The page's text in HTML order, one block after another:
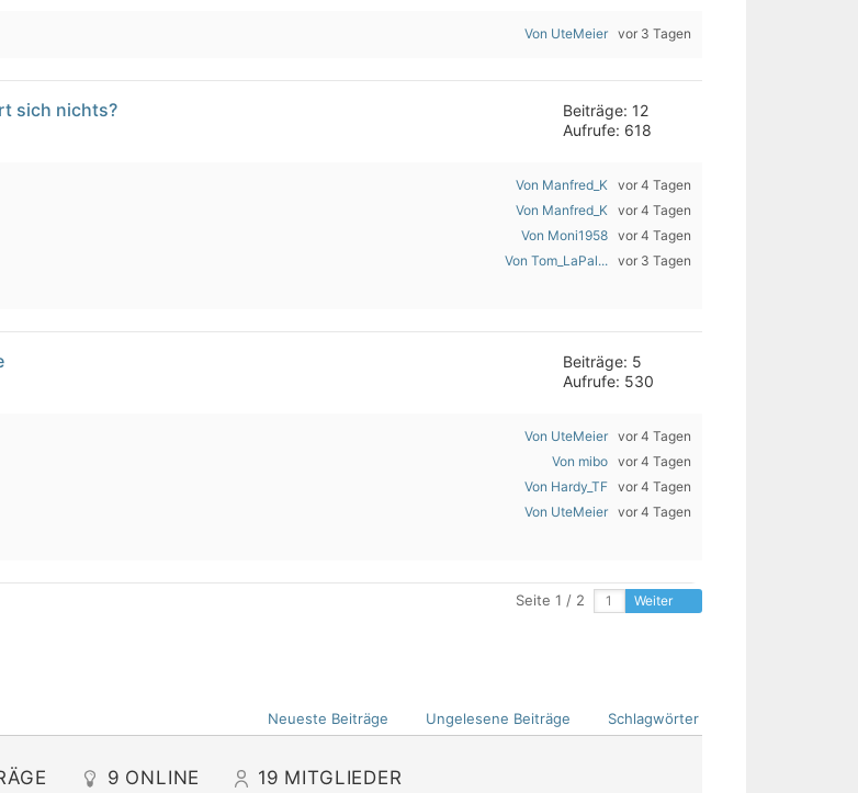
Von UteMeier vor 3 Tagen
sich nichts?
Beiträge: 12
Aufrufe: 618
Von Manfred_K vor 4 Tagen
Von Manfred_K vor 4 Tagen
Von Moni1958 vor 4 Tagen
Von Tom_LaPal... vor 3 Tagen
Beiträge: 5
Aufrufe: 530
Von UteMeier vor 4 Tagen
Von mibo vor 4 Tagen
Von Hardy_TF vor 4 Tagen
Von UteMeier vor 4 Tagen
Seite 1 / 2 Weiter
Neueste Beiträge Ungelesene Beiträge Schlagwörter
9 ONLINE 19 MITGLIEDER